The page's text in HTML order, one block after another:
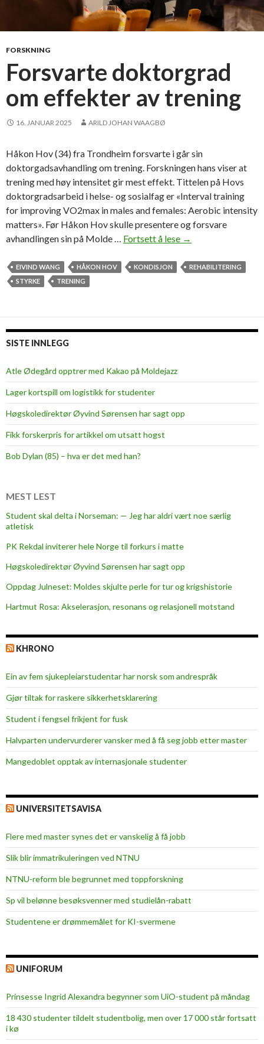
FORSKNING
Forsvarte doktorgrad
om effekter av trening
16. JANUAR 2025 ARILD JOHAN WAAGBØ
Håkon Hov (34) fra Trondheim forsvarte i går sin
doktorgadsavhandling om trening. Forskningen hans viser at
trening med høy intensitet gir mest effekt. Tittelen på Hovs
doktorgradsarbeid i helse- og sosialfag er «Interval training
for improving VO2max in males and females: Aerobic intensity
matters». Før Håkon Hov skulle presentere og forsvare
avhandlingen sin på Molde … Fortsett å lese F
r
o
o
m
f
f
k
t
r
t
e
i
n
g
→
EIVIND WANG HÅKON HOV KONDISJON
REHABILITERING
STYRKE
TRENING
SISTE INNLEGG
Atle Ødegård opptrer med Kakao på Moldejazz
Lager kortspill om logistikk for studenter
Høgskoledirektør Øyvind Sørensen har sagt opp
Fikk forskerpris for artikkel om utsatt hogst
Bob Dylan (85) – hva er det med han?
MEST LEST
Student skal delta i Norseman: — Jeg har aldri vært noe særlig
atletisk
PK Rekdal inviterer hele Norge til forkurs i matte
Høgskoledirektør Øyvind Sørensen har sagt opp
Oppdag Julneset: Moldes skjulte perle for tur og krigshistorie
Hartmut Rosa: Akselerasjon, resonans og relasjonell motstand
KHRONO
Ein av fem sjukepleiar­studentar har norsk som andrespråk
Gjør tiltak for raskere sikkerhets­klarering
Student i fengsel frikjent for fusk
Halvparten undervurderer vansker med å få seg jobb etter master
Mangedoblet opptak av internasjonale studenter
UNIVERSITETSAVISA
Flere med master synes det er vanskelig å få jobb
Slik blir immatrikuleringen ved NTNU
NTNU-reform ble begrunnet med toppforskning
Sp vil belønne besøksvenner med studielån-rabatt
Studentene er drømmemålet for KI-svermene
UNIFORUM
Prinsesse Ingrid Alexandra begynner som UiO-student på måndag
18 430 studenter tildelt studentbolig, men over 17 000 står fortsatt
i kø